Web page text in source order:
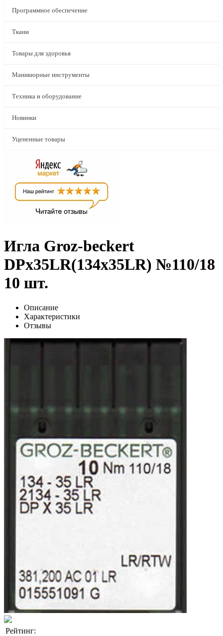
Программное обеспечение
Ткани
Товары для здоровья
Маникюрные инструменты
Техника и оборудование
Новинки
Уцененные товары
Игла Groz-beckert
DPx35LR(134x35LR) №110/18
10 шт.
Описание
Характеристики
Отзывы
Рейтинг: